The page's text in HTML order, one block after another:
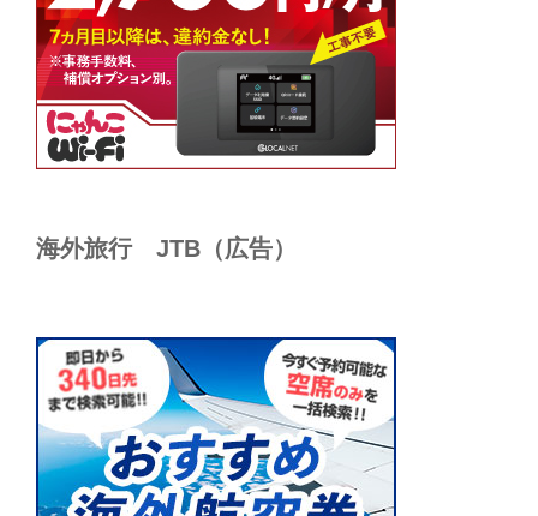
海外旅行 JTB（広告）